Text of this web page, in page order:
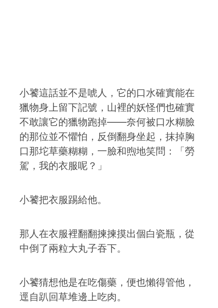
小饕這話並不是唬人，它的口水確實能在
獵物身上留下記號，山裡的妖怪們也確實
不敢讓它的獵物跑掉——奈何被口水糊臉
的那位並不懼怕，反倒翻身坐起，抹掉胸
口那坨草藥糊糊，一臉和煦地笑問：「勞
駕，我的衣服呢？」
小饕把衣服踢給他。
那人在衣服裡翻翻揀揀摸出個白瓷瓶，從
中倒了兩粒大丸子吞下。
小饕猜想他是在吃傷藥，便也懶得管他，
逕自趴回草堆邊上吃肉。